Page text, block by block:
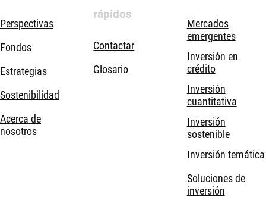
Perspectivas
Fondos
Estrategias
Sostenibilidad
Acerca de
nosotros
rápidos
Contactar
Glosario
Mercados
emergentes
Inversión en
crédito
Inversión
cuantitativa
Inversión
sostenible
Inversión temática
Soluciones de
inversión